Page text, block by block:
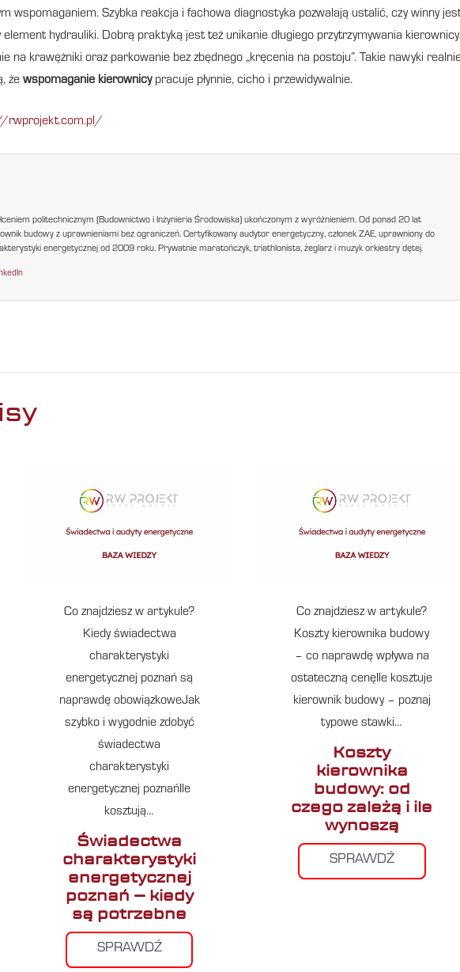
wspomaganiem. Szybka reakcja i fachowa diagnostyka pozwalają ustalić, czy winny
element hydrauliki. Dobrą praktyką jest też unikanie długiego przytrzymywania kierownicy
na krawężniki oraz parkowanie bez zbędnego „kręcenia na postoju”. Takie nawyki
że wspomaganie kierownicypracuje płynnie, cicho i przewidywalnie.
rwprojekt.com.pl/
politechnicznym (Budownictwo i Inżynieria Środowiska) ukończonym z wyróżnieniem. Od ponad 20 lat
budowy z uprawnieniami bez ograniczeń. Certyfikowany audytor energetyczny, członek ZAE, uprawniony do
energetycznej od 2009 roku. Prywatnie maratończyk, triathlonista, żeglarz i muzyk orkiestry dętej.
Co znajdziesz w artykule?
Kiedy świadectwa
charakterystyki
energetycznej poznań są
naprawdę obowiązkoweJak
szybko i wygodnie zdobyć
świadectwa
charakterystyki
energetycznej poznańIle
kosztują…
Świadectwa
charakterystyki
energetycznej
poznań – kiedy
są potrzebne
SPRAWDŹ
Co znajdziesz w artykule?
Koszty kierownika budowy
– co naprawdę wpływa na
ostateczną cenęIle kosztuje
kierownik budowy – poznaj
typowe stawki…
Koszty
kierownika
budowy: od
czego zależą i ile
wynoszą
SPRAWDŹ